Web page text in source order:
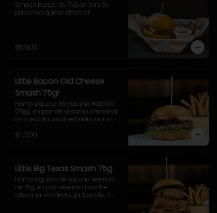
Smash burger de 75g en pan de
papa con queso cheddar.
$5.900
Little Bacon Old Cheese
Smash 75gr
Hamburguesa de vacuno Hereford
(75g), en pan de sésamo artesanal
con cebolla caramelizada, tocino,
casera Uncle Fletch. Incluye papas
$11.600
Little Big Texas Smash 75g
Hamburguesa de vacuno Hereford
de 75g, en pan sésamo brioche
artesanal con lechuga, tomate, 2